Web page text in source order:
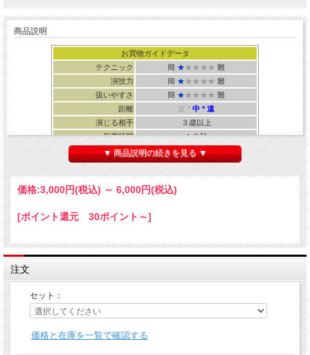
商品説明
お買物ガイドデータ
テクニック
簡 ★★★★★ 難
演技力
簡 ★★★★★ 難
扱いやすさ
簡 ★★★★★ 難
距離
近 * 中 * 遠
演じる相手
３歳以上
所要時間
１０秒
・Tejinaya ・解説：メーカー解説動画
色々出せる
▼ 商品説明の続きを見る ▼
価格:3,000円(税込) ～ 6,000円(税込)
[ポイント還元 30ポイント～]
注文
セット：
価格と在庫を一覧で確認する